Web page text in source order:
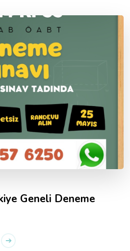
Geneli Deneme